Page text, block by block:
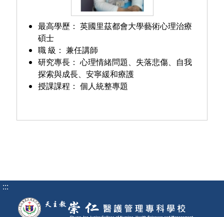
最高學歷： 英國里茲都會大學藝術心理治療
碩士
職 級： 兼任講師
研究專長： 心理情緒問題、失落悲傷、自我
探索與成長、安寧緩和療護
授課課程： 個人統整專題
:::